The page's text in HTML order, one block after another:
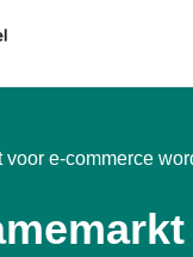
voor e-commerce